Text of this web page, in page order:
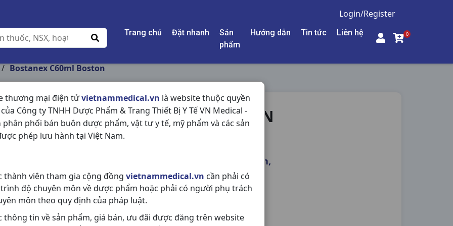
Login/Register
Trang chủ Đặt nhanh
Sản
phẩm
Hướng dẫn Tin tức Liên hệ 0
thương mại điện tửvietnammedical.vn là website thuộc quyền
Công ty TNHH Dược Phẩm & Trang Thiết Bị Y Tế VN Medical -
phân phối bán buôn dược phẩm, vật tư y tế, mỹ phẩm và các sản
phép lưu hành tại Việt Nam.
thành viên tham gia cộng đồng vietnammedical.vn cần phải có
độ chuyên môn về dược phẩm hoặc phải có người phụ trách
môn theo quy định của pháp luật.
thông tin về sản phẩm, giá bán, ưu đãi được đăng trên website
/ Bostanex C60ml Boston
BOSTANEX C60ML BOSTON
NSX:Boston
Kháng Viêm - Kháng Histamin,
Chia sẻ qua mạng xã hội: